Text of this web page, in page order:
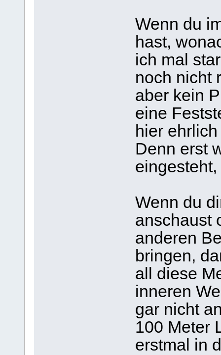
Wenn du
hast,
ich mal
noch nicht
aber kein
eine
hier
Denn erst
Wenn du
anschaust
anderen
bringen,
all diese
inneren
gar nicht
100 Meter
erstmal in